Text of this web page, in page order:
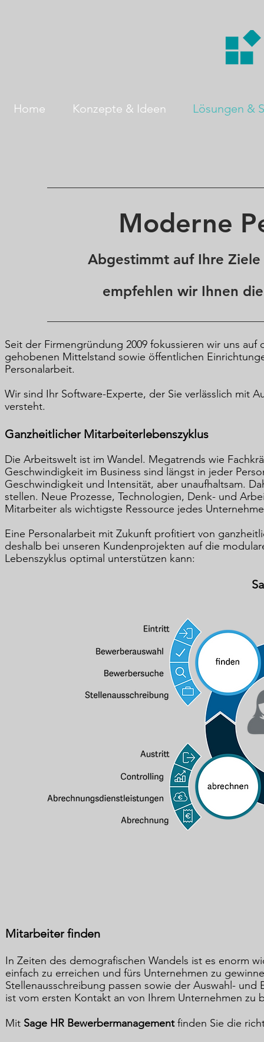
Home Konzepte & Ideen Lösungen &
Moderne
Abgestimmt auf Ihre
empfehlen wir Ihnen
Seit der Firmengründung 2009 fokussieren wir uns
gehobenen Mittelstand sowie öffentlichen
Personalarbeit.
Wir sind Ihr Software-Experte, der Sie verlässlich mit
versteht.
Ganzheitlicher Mitarbeiterlebenszyklus
Die Arbeitswelt ist im Wandel. Megatrends wie
Geschwindigkeit im Business sind längst in jeder
Geschwindigkeit und Intensität, aber unaufhaltsam.
stellen. Neue Prozesse, Technologien, Denk- und
Mitarbeiter als wichtigste Ressource jedes
Eine Personalarbeit mit Zukunft profitiert von
deshalb bei unseren Kundenprojekten auf die
Lebenszyklus optimal unterstützen kann:
Mitarbeiter finden
In Zeiten des demografischen Wandels ist es enorm
einfach zu erreichen und fürs Unternehmen zu
Stellenausschreibung passen sowie der Auswahl-
ist vom ersten Kontakt an von Ihrem Unternehmen zu
Mit Sage HR Bewerbermanagementfinden Sie die